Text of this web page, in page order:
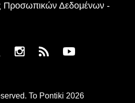
Προσωπικών Δεδομένων -
To Pontiki 2026